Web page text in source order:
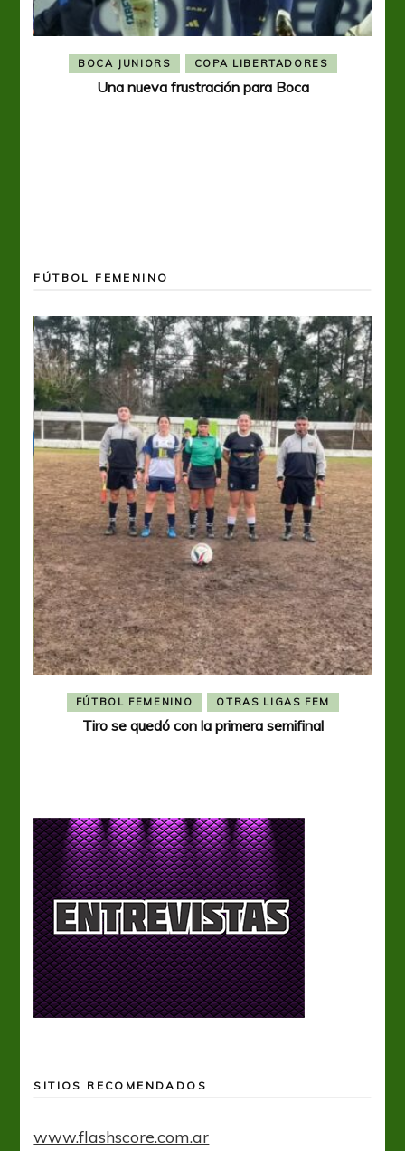
BOCA JUNIORS COPA LIBERTADORES
Una nueva frustración para Boca
FÚTBOL FEMENINO
FÚTBOL FEMENINO OTRAS LIGAS FEM
Tiro se quedó con la primera semifinal
SITIOS RECOMENDADOS
www.flashscore.com.ar